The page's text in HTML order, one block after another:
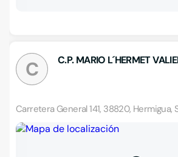
C C.P. MARIO L´HERMET
Carretera General 141, 38820, Hermigua,